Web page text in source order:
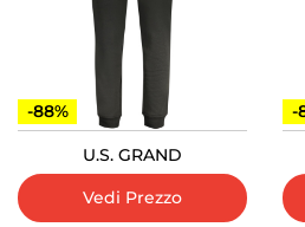
-88%
U.S. GRAND
Vedi Prezzo
-